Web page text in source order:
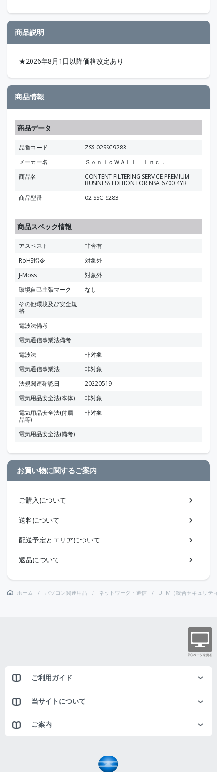
商品説明
★2026年8月1日以降価格改定あり
商品情報
商品データ
品番コード
ZSS-02SSC9283
メーカー名
ＳｏｎｉｃＷＡＬＬ Ｉｎｃ．
商品名
CONTENT FILTERING SERVICE PREMIUM
BUSINESS EDITION FOR NSA 6700 4YR
商品型番
02-SSC-9283
商品スペック情報
アスベスト
非含有
RoHS指令
対象外
J-Moss
対象外
環境自己主張マーク
なし
その他環境及び安全規
格
電波法備考
電気通信事業法備考
電波法
非対象
電気通信事業法
非対象
法規関連確認日
20220519
電気用品安全法(本体)
非対象
電気用品安全法(付属
品等)
非対象
電気用品安全法(備考)
お買い物に関するご案内
ご購入について
送料について
配送予定とエリアについて
返品について
ホーム パソコン関連用品 ネットワーク・通信 UTM（統合セキュリテ
ご利用ガイド
当サイトについて
ご案内